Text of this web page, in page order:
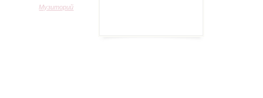
Музиторий